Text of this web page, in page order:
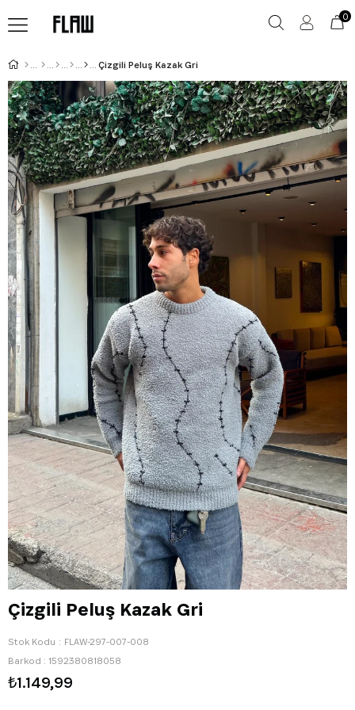
0
Çizgili Peluş Kazak Gri
Çizgili Peluş Kazak Gri
Stok Kodu
FLAW-297-007-008
Barkod : 1592380818058
₺1.149,99